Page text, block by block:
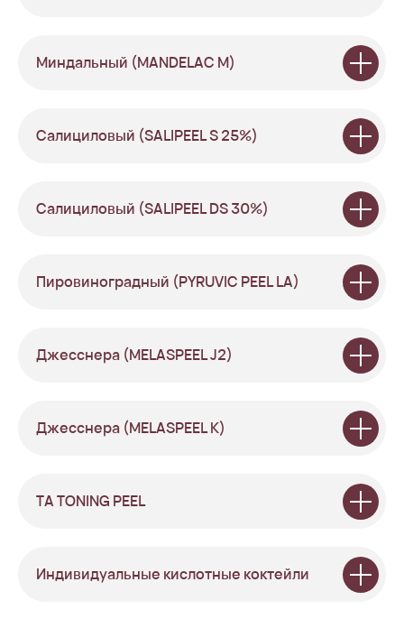
Миндальный (MANDELAC M)
Салициловый (SALIPEEL S 25%)
Салициловый (SALIPEEL DS 30%)
Пировиноградный (PYRUVIC PEEL LA)
Джесснера (MELASPEEL J2)
Джесснера (MELASPEEL К)
TA TONING PEEL
Индивидуальные кислотные коктейли